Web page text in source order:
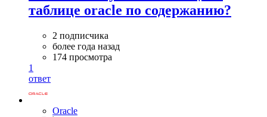
таблице oracle по содержанию?
2 подписчика
более года назад
174 просмотра
1
ответ
Oracle